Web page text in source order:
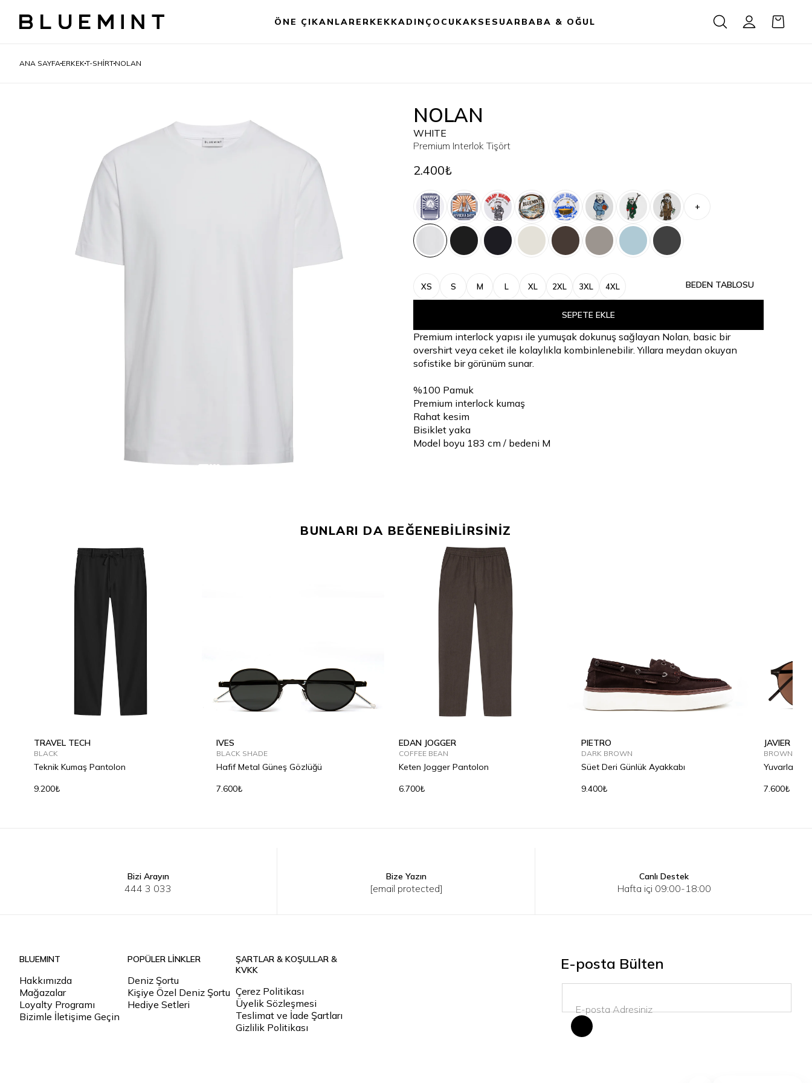
ÖNE ÇIKANLAR ERKEKKADIN ÇOCUKAKSESUAR BABA & OĞUL
ANA SAYFA ERKEKT-SHIRT NOLAN
NOLAN
WHITE
Premium Interlok Tişört
2.400₺
+
XS S M L XL 2XL 3XL 4XL BEDEN TABLOSU
SEPETE EKLE
Premium interlock yapısı ile yumuşak dokunuş sağlayan Nolan, basic bir
overshirt veya ceket ile kolaylıkla kombinlenebilir. Yıllara meydan okuyan
sofistike bir görünüm sunar.
%100 Pamuk
Premium interlock kumaş
Rahat kesim
Bisiklet yaka
Model boyu 183 cm / bedeni M
BUNLARI DA BEĞENEBİLİRSİNİZ
34 36 38
TRAVEL TECH
BLACK
Teknik Kumaş Pantolon
9.200₺
IVES
BLACK SHADE
Hafif Metal Güneş Gözlüğü
7.600₺
30 32
EDAN JOGGER
COFFEE BEAN
Keten Jogger Pantolon
6.700₺
42 43 44 45
PIETRO
DARK BROWN
Süet Deri Günlük Ayakkabı
9.400₺
JAVIER
BROWN
Yuvarlak
7.600₺
Bizi Arayın
444 3 033
Bize Yazın
[email protected]
Canlı Destek
Hafta içi 09:00-18:00
BLUEMINT
Hakkımızda
Mağazalar
Loyalty Programı
Bizimle İletişime Geçin
POPÜLER LİNKLER
Deniz Şortu
Kişiye Özel Deniz Şortu
Hediye Setleri
ŞARTLAR & KOŞULLAR &
KVKK
Çerez Politikası
Üyelik Sözleşmesi
Teslimat ve İade Şartları
Gizlilik Politikası
E-posta Bülten